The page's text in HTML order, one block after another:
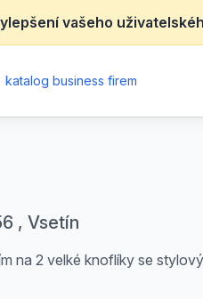
vašeho
katalog business firem
, Vsetín
na 2 velké knoflíky se